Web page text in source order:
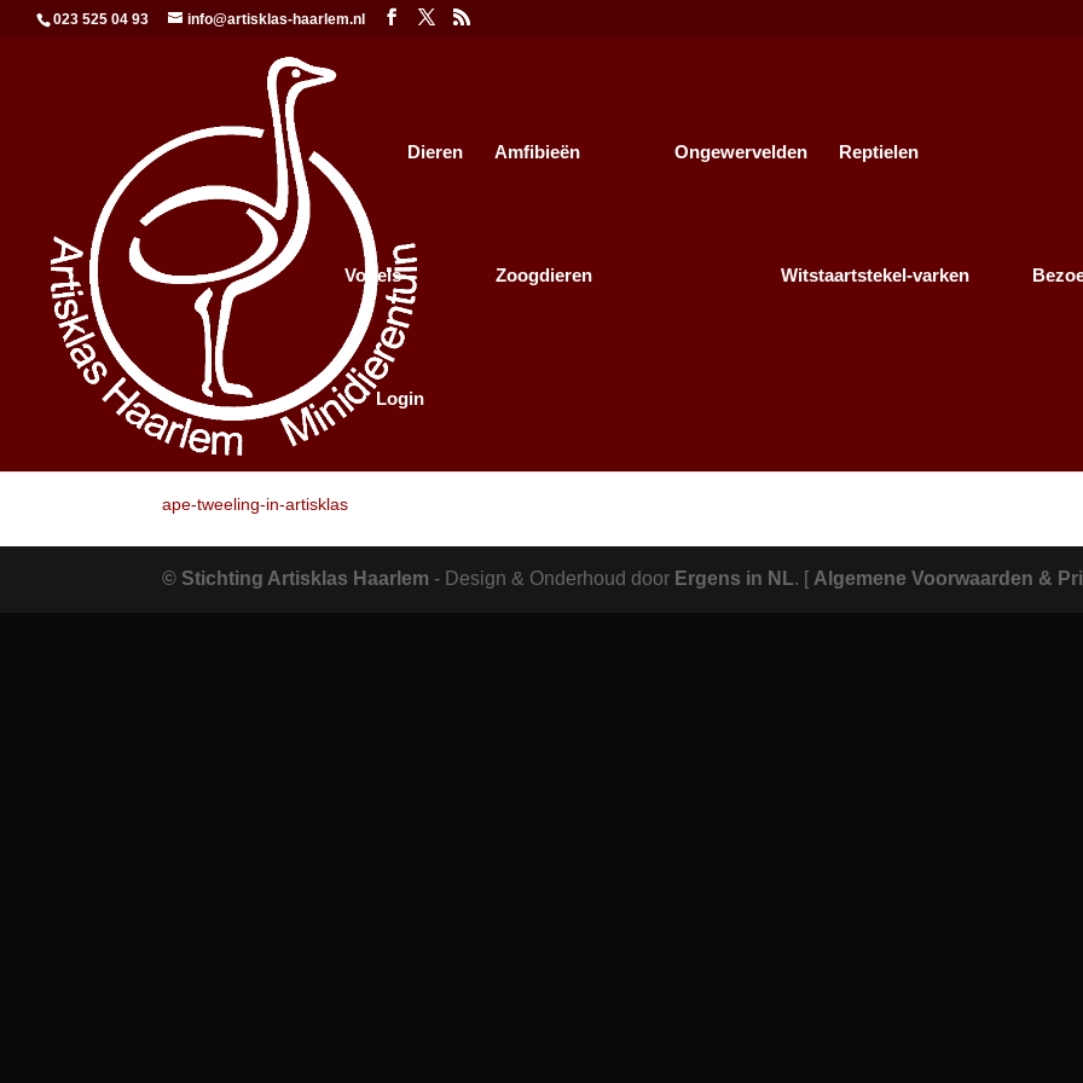
023 525 04 93 info@artisklas-haarlem.nl
Dieren Amfibieën Ongewervelden Reptielen
Vogels Zoogdieren Witstaartstekel-varken
Login
ape-tweeling-in-artisklas
ape-tweeling-in-artisklas
© Stichting Artisklas Haarlem - Design & Onderhoud door Ergens in NL. [ Algemene Voorwaarden &